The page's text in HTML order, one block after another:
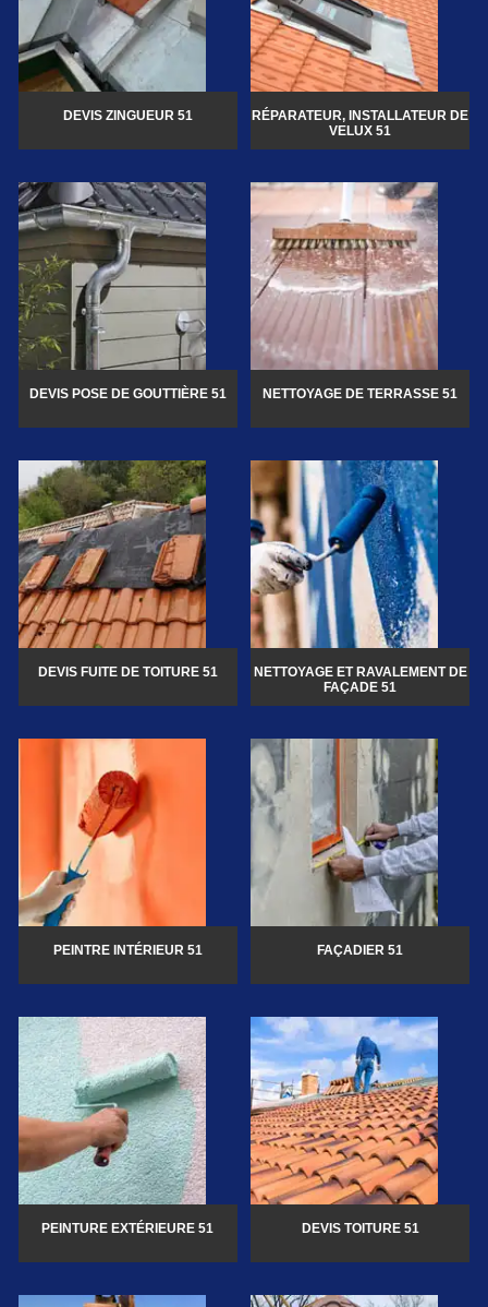
DEVIS ZINGUEUR 51
RÉPARATEUR, INSTALLATEUR DE
VELUX 51
DEVIS POSE DE GOUTTIÈRE 51 NETTOYAGE DE TERRASSE 51
DEVIS FUITE DE TOITURE 51
NETTOYAGE ET RAVALEMENT DE
FAÇADE 51
PEINTRE INTÉRIEUR 51 FAÇADIER 51
PEINTURE EXTÉRIEURE 51 DEVIS TOITURE 51